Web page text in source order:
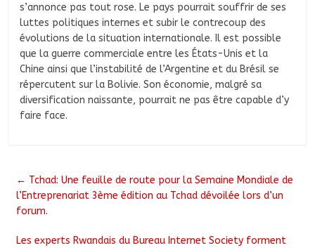
s’annonce pas tout rose. Le pays pourrait souffrir de ses
luttes politiques internes et subir le contrecoup des
évolutions de la situation internationale. Il est possible
que la guerre commerciale entre les États-Unis et la
Chine ainsi que l’instabilité de l’Argentine et du Brésil se
répercutent sur la Bolivie. Son économie, malgré sa
diversification naissante, pourrait ne pas être capable d’y
faire face.
← Tchad: Une feuille de route pour la Semaine Mondiale de
l’Entreprenariat 3ème édition au Tchad dévoilée lors d’un
forum.
Les experts Rwandais du Bureau Internet Society forment